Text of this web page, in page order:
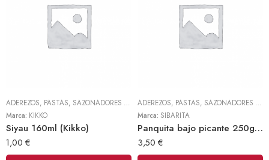
ADEREZOS, PASTAS, SAZONADORES Y CONDIMENTOS ,TODOS
Marca: KIKKO
Siyau 160ml (Kikko)
1,00 €
ADEREZOS, PASTAS, SAZONADORES Y CONDIMENTOS
Marca: SIBARITA
Panquita bajo picante 250gr (Sibarita)
3,50 €